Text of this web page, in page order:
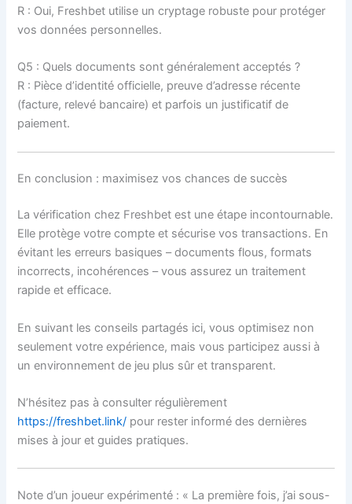
R : Oui, Freshbet utilise un cryptage robuste pour protéger
vos données personnelles.
Q5 : Quels documents sont généralement acceptés ?
R : Pièce d’identité officielle, preuve d’adresse récente
(facture, relevé bancaire) et parfois un justificatif de
paiement.
En conclusion : maximisez vos chances de succès
La vérification chez Freshbet est une étape incontournable.
Elle protège votre compte et sécurise vos transactions. En
évitant les erreurs basiques – documents flous, formats
incorrects, incohérences – vous assurez un traitement
rapide et efficace.
En suivant les conseils partagés ici, vous optimisez non
seulement votre expérience, mais vous participez aussi à
un environnement de jeu plus sûr et transparent.
N’hésitez pas à consulter régulièrement
https://freshbet.link/ pour rester informé des dernières
mises à jour et guides pratiques.
Note d’un joueur expérimenté : « La première fois, j’ai sous-